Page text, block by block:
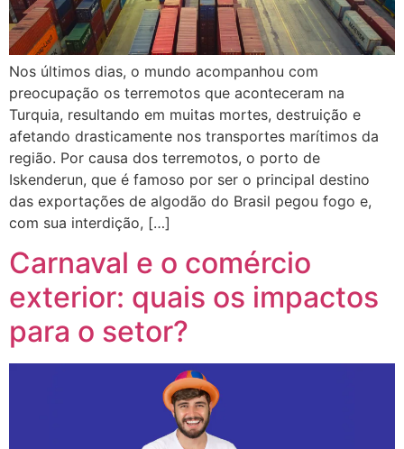
Nos últimos dias, o mundo acompanhou com
preocupação os terremotos que aconteceram na
Turquia, resultando em muitas mortes, destruição e
afetando drasticamente nos transportes marítimos da
região. Por causa dos terremotos, o porto de
Iskenderun, que é famoso por ser o principal destino
das exportações de algodão do Brasil pegou fogo e,
com sua interdição, […]
Carnaval e o comércio
exterior: quais os impactos
para o setor?